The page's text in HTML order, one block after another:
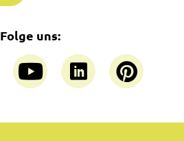
Folge uns: